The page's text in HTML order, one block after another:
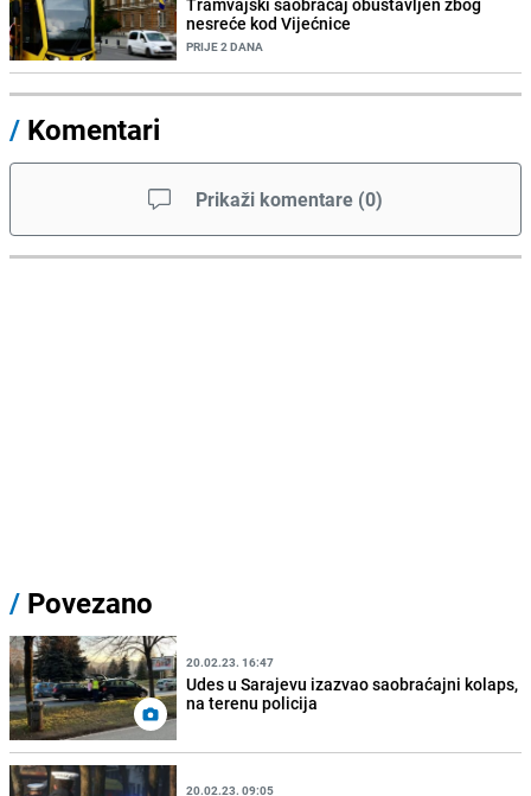
Tramvajski saobraćaj obustavljen zbog
nesreće kod Vijećnice
PRIJE 2 DANA
/ Komentari
Prikaži komentare (0)
/ Povezano
20.02.23. 16:47
Udes u Sarajevu izazvao saobraćajni kolaps,
na terenu policija
20.02.23. 09:05